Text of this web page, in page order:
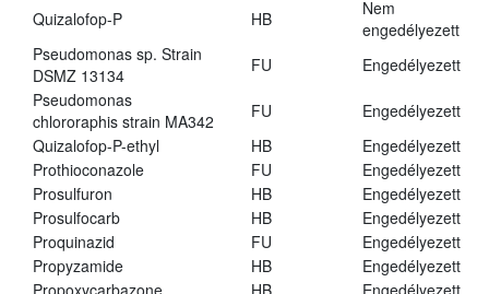
Quizalofop-P
HB
Nem
engedélyezett
Pseudomonas sp. Strain
DSMZ 13134
FU
Engedélyezett
Pseudomonas
chlororaphis strain MA342
FU
Engedélyezett
Quizalofop-P-ethyl
HB
Engedélyezett
Prothioconazole
FU
Engedélyezett
Prosulfuron
HB
Engedélyezett
Prosulfocarb
HB
Engedélyezett
Proquinazid
FU
Engedélyezett
Propyzamide
HB
Engedélyezett